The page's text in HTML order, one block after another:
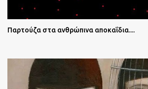
Παρτούζα στα ανθρώπινα αποκαΐδια....